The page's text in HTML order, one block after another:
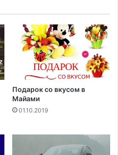
Подарок со вкусом в
Майами
01.10.2019